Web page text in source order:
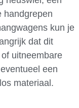
handgrepen
kun je
dat dit
uitneembare
een
materiaal.